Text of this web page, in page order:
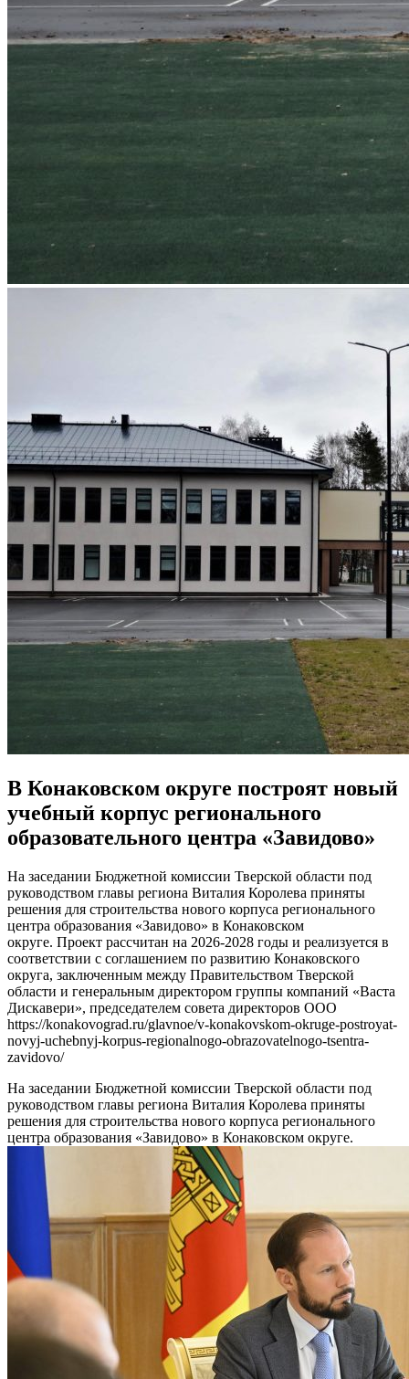
В Конаковском округе построят новый
учебный корпус регионального
образовательного центра «Завидово»
На заседании Бюджетной комиссии Тверской области под
руководством главы региона Виталия Королева приняты
решения для строительства нового корпуса регионального
центра образования «Завидово» в Конаковском
округе. Проект рассчитан на 2026-2028 годы и реализуется в
соответствии с соглашением по развитию Конаковского
округа, заключенным между Правительством Тверской
области и генеральным директором группы компаний «Васта
Дискавери», председателем совета директоров ООО
https://konakovograd.ru/glavnoe/v-konakovskom-okruge-postroyat-
novyj-uchebnyj-korpus-regionalnogo-obrazovatelnogo-tsentra-
zavidovo/
На заседании Бюджетной комиссии Тверской области под
руководством главы региона Виталия Королева приняты
решения для строительства нового корпуса регионального
центра образования «Завидово» в Конаковском округе.